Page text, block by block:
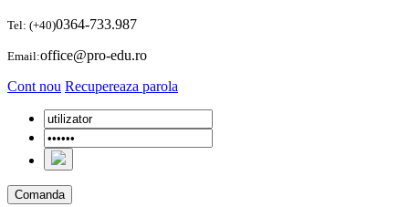
Tel: (+40)0364-733.987
Email:office@pro-edu.ro
Cont nou Recupereaza parola
Comanda